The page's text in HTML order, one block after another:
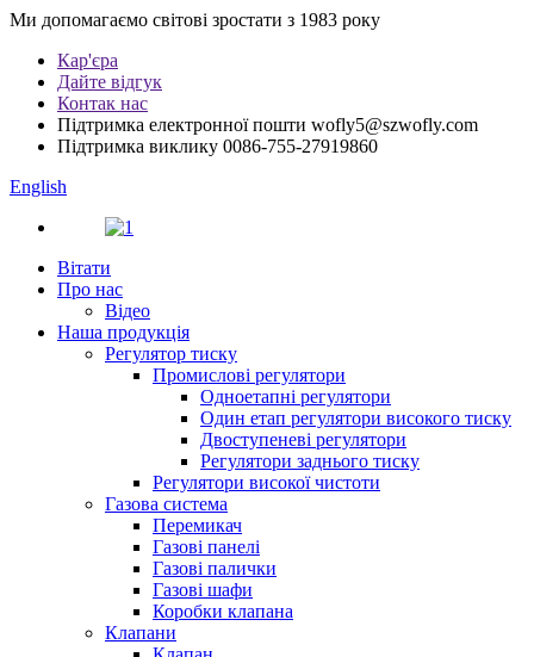
Ми допомагаємо світові зростати з 1983 року
Кар'єра
Дайте відгук
Контак нас
Підтримка електронної пошти wofly5@szwofly.com
Підтримка виклику 0086-755-27919860
English
Вітати
Про нас
Відео
Наша продукція
Регулятор тиску
Промислові регулятори
Одноетапні регулятори
Один етап регулятори високого тиску
Двоступеневі регулятори
Регулятори заднього тиску
Регулятори високої чистоти
Газова система
Перемикач
Газові панелі
Газові палички
Газові шафи
Коробки клапана
Клапани